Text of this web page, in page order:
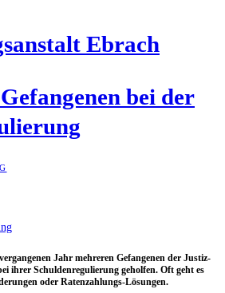
Ebrach
bei der
Jahr meh­re­ren Gefan­ge­nen der Jus­tiz­
ihrer Schul­den­re­gu­lie­rung gehol­fen. Oft geht es
oder Ratenzahlungs-Lösungen.